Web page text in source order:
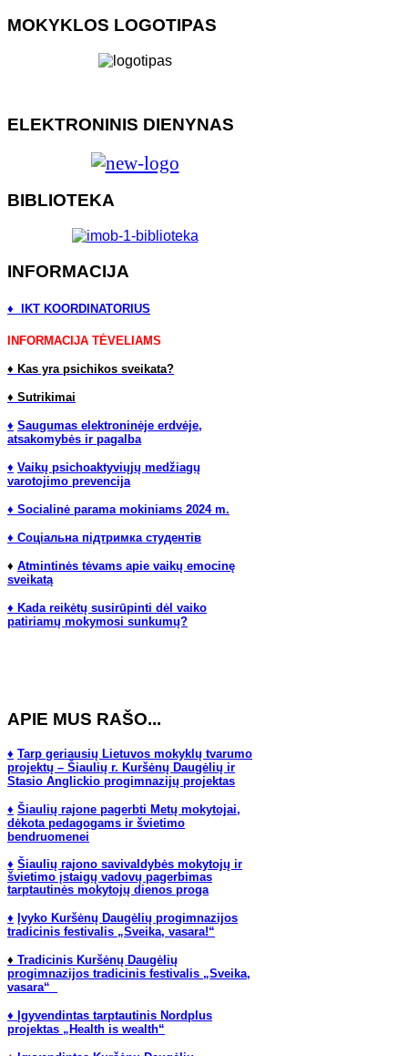
MOKYKLOS LOGOTIPAS
ELEKTRONINIS DIENYNAS
BIBLIOTEKA
INFORMACIJA
♦ IKT KOORDINATORIUS
INFORMACIJA TĖVELIAMS
♦ Kas yra psichikos sveikata?
♦ Sutrikimai
♦ Saugumas elektroninėje erdvėje,
atsakomybės ir pagalba
♦ Vaikų psichoaktyviųjų medžiagų
varotojimo prevencija
♦ Socialinė parama mokiniams 2024 m.
♦ Соціальна підтримка студентів
♦ Atmintinės tėvams apie vaikų emocinę
sveikatą
♦ Kada reikėtų susirūpinti dėl vaiko
patiriamų mokymosi sunkumų?
APIE MUS RAŠO...
♦ Tarp geriausių Lietuvos mokyklų tvarumo
projektų – Šiaulių r. Kuršėnų Daugėlių ir
Stasio Anglickio progimnazijų projektas
♦ Šiaulių rajone pagerbti Metų mokytojai,
dėkota pedagogams ir švietimo
bendruomenei
♦ Šiaulių rajono savivaldybės mokytojų ir
švietimo įstaigų vadovų pagerbimas
tarptautinės mokytojų dienos proga
♦ Įvyko Kuršėnų Daugėlių progimnazijos
tradicinis festivalis „Sveika, vasara!“
♦ Tradicinis Kuršėnų Daugėlių
progimnazijos tradicinis festivalis „Sveika,
vasara“
♦ Įgyvendintas tarptautinis Nordplus
projektas „Health is wealth“